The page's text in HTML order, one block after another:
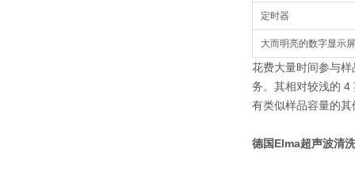
定时器
大而明亮的数字显示屏
花费大量时间参与
务。其相对较浅的 4
有类似样品容量的
德国Elma超声波清